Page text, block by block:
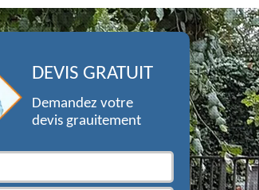
DEVIS GRATUIT
Demandez votre
devis grauitement